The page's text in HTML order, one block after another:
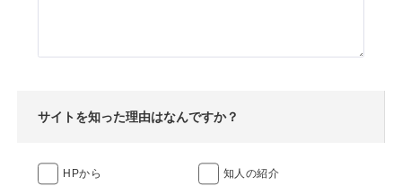
サイトを知った理由はなんですか？
HPから 知人の紹介